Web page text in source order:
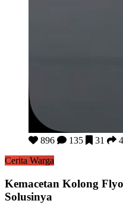
Kemacetan Kolong
896 135 31
Cerita Warga
Kemacetan Kolong
Solusinya